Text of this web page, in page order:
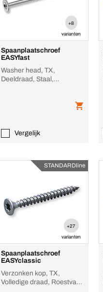
+8
varianten
Spaanplaatschroef
EASYfast
Washer head, TX,
Deeldraad, Staal,
Vergelijk
STANDARDline
+27
varianten
Spaanplaatschroef
EASYclassic
Verzonken kop, TX,
Volledige draad, Roestvast